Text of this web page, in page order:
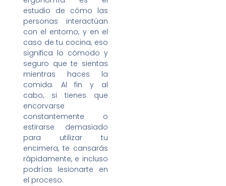
estudio de cómo las
personas interactúan
con el entorno, y en el
caso de tu cocina, eso
significa lo cómodo y
seguro que te sientas
mientras haces la
comida. Al fin y al
cabo, si tienes que
encorvarse
constantemente o
estirarse demasiado
para utilizar tu
encimera, te cansarás
rápidamente, e incluso
podrías lesionarte en
el proceso.